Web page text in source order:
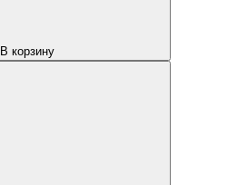
В корзину